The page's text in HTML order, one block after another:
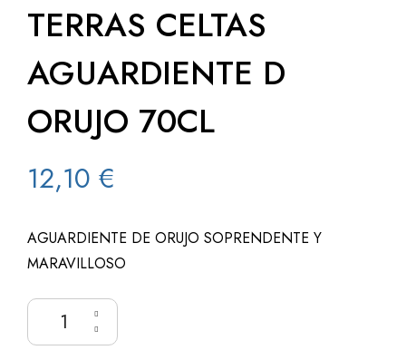
TERRAS CELTAS
AGUARDIENTE D
ORUJO 70CL
12,10 €
AGUARDIENTE DE ORUJO SOPRENDENTE Y
MARAVILLOSO